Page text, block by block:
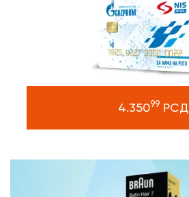
4.35099РСД